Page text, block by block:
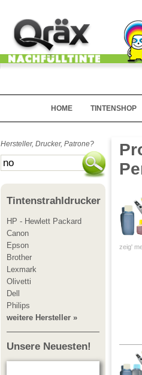
HOME TINTENSHOP
Hersteller, Drucker, Patrone?
Tintenstrahldrucker
HP - Hewlett Packard
Canon
Epson
Brother
Lexmark
Olivetti
Dell
Philips
weitere Hersteller »
Unsere Neuesten!
zeig'